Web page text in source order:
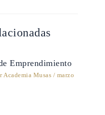
Emprendimiento
Academia Musas / marzo